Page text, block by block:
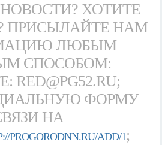
ХОТИТЕ
ПРИСЫЛАЙТЕ НАМ
ЛЮБЫМ
СПОСОБОМ:
RED@PG52.RU;
ФОРМУ
НА
PROGORODNN.RU/ADD/1;